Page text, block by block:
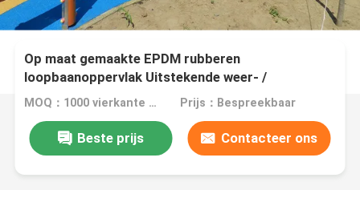
Op maat gemaakte EPDM rubberen
loopbaanoppervlak Uitstekende weer- /
slijtvastheid
MOQ：1000 vierkante meter Prijs：Bespreekbaar
Beste prijs Contacteer ons